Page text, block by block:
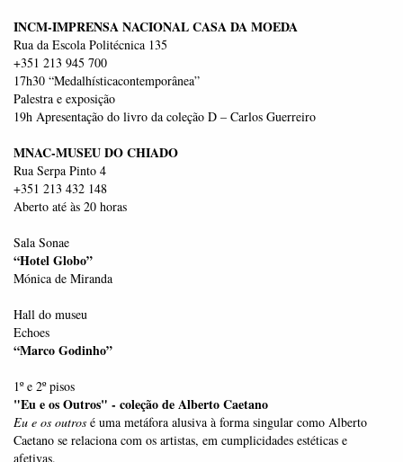
INCM-IMPRENSA NACIONAL CASA DA MOEDA
Rua da Escola Politécnica 135
+351 213 945 700
17h30 “Medalhísticacontemporânea”
Palestra e exposição
19h Apresentação do livro da coleção D – Carlos Guerreiro
MNAC-MUSEU DO CHIADO
Rua Serpa Pinto 4
+351 213 432 148
Aberto até às 20 horas
Sala Sonae
“Hotel Globo”
Mónica de Miranda
Hall do museu
Echoes
“Marco Godinho”
1º e 2º pisos
"Eu e os Outros" - coleção de Alberto Caetano
Eu e os outros é uma metáfora alusiva à forma singular como Alberto
Caetano se relaciona com os artistas, em cumplicidades estéticas e
afetivas.